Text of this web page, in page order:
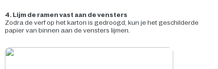
4. Lijm de ramen vast aan de vensters
Zodra de verf op het karton is gedroogd, kun je het geschilderde
papier van binnen aan de vensters lijmen.